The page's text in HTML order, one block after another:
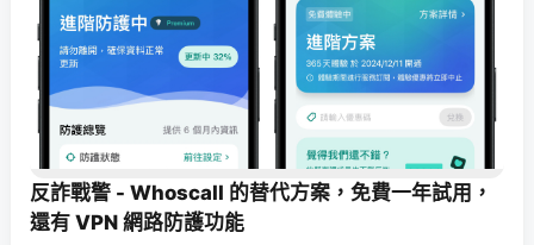
反詐戰警 - Whoscall 的替代方案，免費一年試用，
還有 VPN 網路防護功能